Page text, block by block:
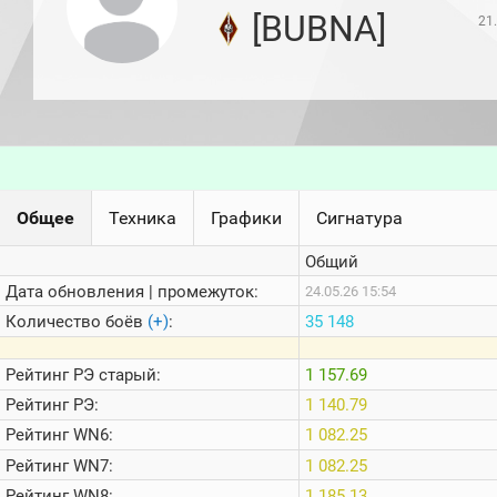
последние
1000
стримеров
Информация
Онлайн
Цветовая
шкала
[BUBNA]
Общее Техника Графики Сигнатура
Дата обновления | промежуток:
Количество боёв (+):
РейтингРЭ старый:
РейтингРЭ:
РейтингWN6:
РейтингWN7:
Общий
24.05.26 15:54
35 148
1 157.69
1 140.79
1 082.25
1 082.25